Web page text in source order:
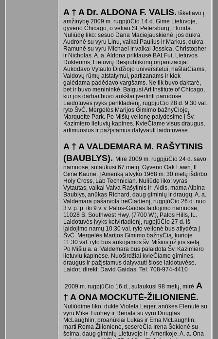
A † A Dr. ALDONA F. VALIS. Iškeliavo į
amžinybę 2009 m. rugpjūĊio 14 d. Gimė Lietuvoje,
gyveno Chicago, o vėliau St. Petersburg, Florida.
Nuliūdę liko: sesuo Dana Maciejauskienė, jos dukra
Audronė su vyru Linu, vaikai Paulius ir Markus, dukra
Ramunė su vyru Michael ir vaikai Jessica, Christopher
ir Nicholas. A. a. Aldona priklausė BALFui, Lietuvos
Dukterims, Lietuvių Respublikonų organizacijai.
Aukodavo Vytauto Didžiojo universitetui, našlaiĊiams,
Valdovų rūmų atstatymui, partizanams ir kiek
galėdama padėdavo vargšams. Ne tik buvo daktarė,
bet ir buvo menininkė. Baigusi Art Institute of Chicago,
kur jos darbai buvo aukštai įvertinti parodose.
Laidotuvės įvyks penktadienį, rugpjūĊio 28 d. 9:30 val.
ryto ŠvĊ. Mergelės Marijos Gimimo bažnyĊioje,
Marquette Park. Po Mišių velionę palydėsime į Šv.
Kazimiero lietuvių kapines. KvieĊiame visus draugus,
artimuosius ir pažįstamus dalyvauti laidotuvėse.
A † A VALDEMARA M. RAŠYTINIS
(BAUBLYS). Mirė 2009 m. rugpjūĊio 24 d. savo
namuose, sulaukusi 67 metų. Gyveno Oak Lawn, IL.
Gimė Kaune. Į Ameriką atvyko 1968 m. 30 metų išdirbo
Holy Cross, Lab Technician. Nuliūdę liko: vyras
Vytautas, vaikai Vaiva Rašytinis ir Aldis, mama Albina
Baublys, anūkas Richard, daug giminių ir draugų. A. a.
Valdemara pašarvota treĊiadienį, rugpjūĊio 26 d. nuo
3 v. p. p. iki 9 v. v. Palos-Gaidas laidojimo namuose,
11028 S. Southwest Hwy. (7700 W.), Palos Hills, IL.
Laidotuvės įvyks ketvirtadienį, rugpjūĊio 27 d. Iš
laidojimo namų 10:30 val. ryto velionė bus atlydėta į
ŠvĊ. Mergelės Marijos Gimimo bažnyĊią, kurioje
11:30 val. ryto bus aukojamos šv. Mišios už jos sielą.
Po Mišių a. a. Valdemara bus palaidota Šv. Kazimiero
lietuvių kapinėse. Nuoširdžiai kvieĊiame gimines,
draugus ir pažįstamus dalyvauti šiose laidotuvėse.
Laidot. direkt. David Gaidas. Tel. 708-974-4410
2009 m. rugpjūĊio 16 d., sulaukusi 98 metų, mirė A
† A ONA MOCKUTĖ-ŽILIONIENĖ.
Nuliūdime liko: duktė Violeta Leger, anūkės Elenutė su
vyru Mike Tuohey ir Renata su vyru Douglas
McLaughlin, proanūkiai Lukas ir Ema McLaughlin,
marti Roma Žilionienė, seserėĊia Irena Šėkienė su
šeima, daug giminių Lietuvoje ir Amerikoje. A. a. Ona